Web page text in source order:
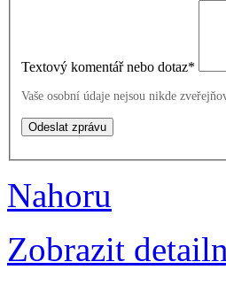
Textový komentář nebo dotaz*
Vaše osobní údaje nejsou nikde
Nahoru
Zobrazit